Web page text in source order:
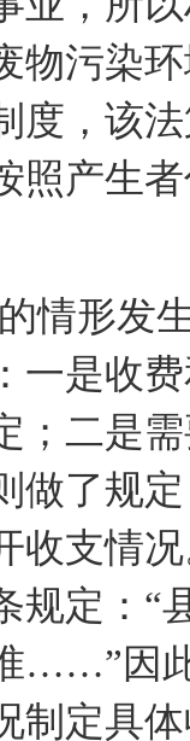
物污染
度，该
照产生
情形发
一是收
；二是
做了规
收支情
规定： “
……”因
制定具